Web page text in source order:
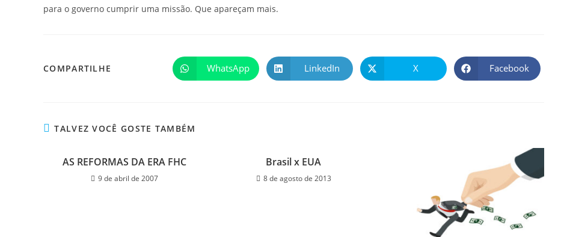
para o governo cumprir uma missão. Que apareçam mais.
COMPARTILHE WhatsApp LinkedIn X Facebook
TALVEZ VOCÊ GOSTE TAMBÉM
AS REFORMAS DA ERA FHC
9 de abril de 2007
Brasil x EUA
8 de agosto de 2013